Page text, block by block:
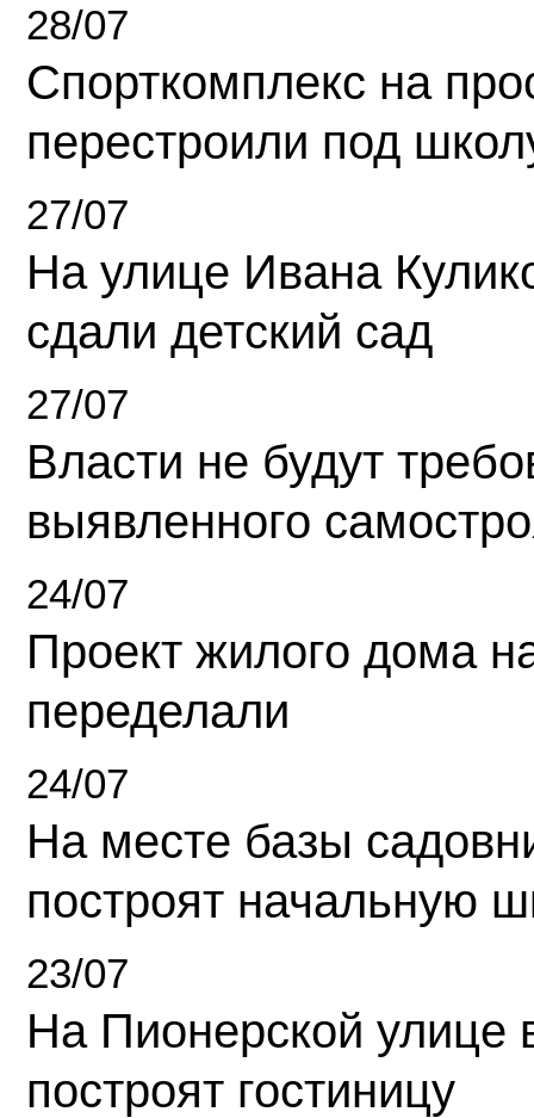
28/07
Спорткомплекс на
перестроили под
27/07
На улице Ивана
сдали детский сад
27/07
Власти не будут
выявленного
24/07
Проект жилого дома
переделали
24/07
На месте базы
построят начальную
23/07
На Пионерской улице
построят гостиницу